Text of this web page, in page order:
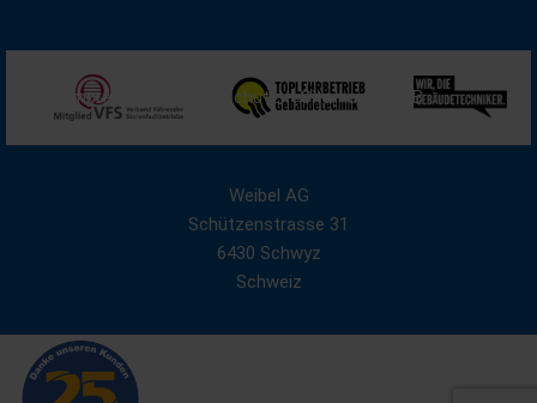
Impressum Datenschutz Sitemap AGB
Weibel AG
Schützenstrasse 31
6430 Schwyz
Schweiz